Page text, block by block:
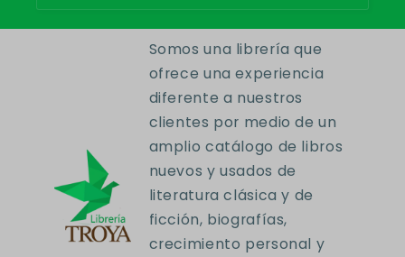
Somos una librería que
ofrece una experiencia
diferente a nuestros
clientes por medio de un
amplio catálogo de libros
nuevos y usados de
literatura clásica y de
ficción, biografías,
crecimiento personal y